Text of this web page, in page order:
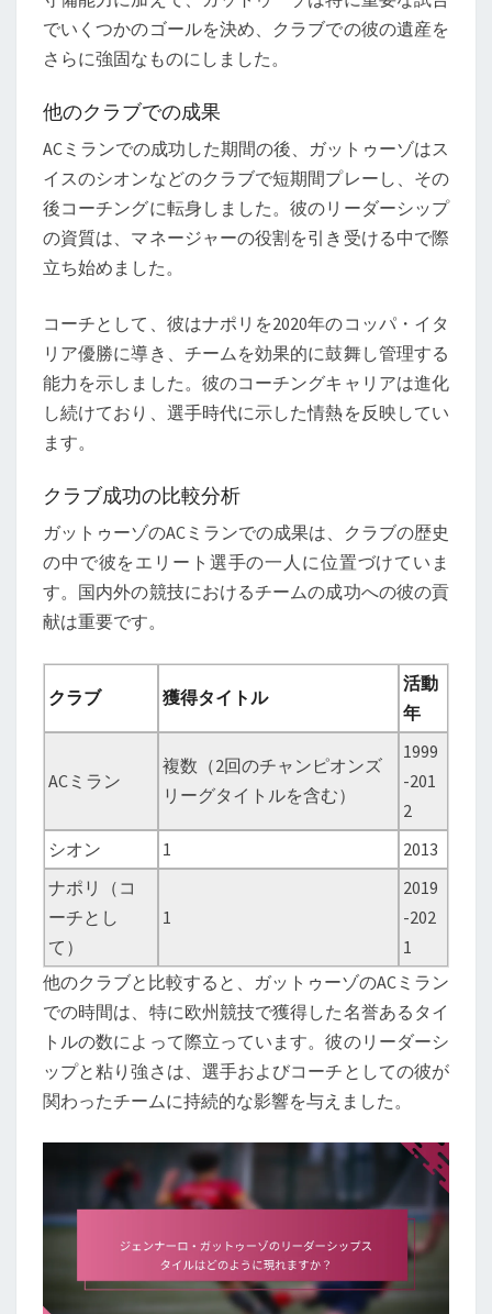
でいくつかのゴールを決め、クラブでの彼の遺産を
さらに強固なものにしました。
他のクラブでの成果
ACミランでの成功した期間の後、ガットゥーゾはス
イスのシオンなどのクラブで短期間プレーし、その
後コーチングに転身しました。彼のリーダーシップ
の資質は、マネージャーの役割を引き受ける中で際
立ち始めました。
コーチとして、彼はナポリを2020年のコッパ・イタ
リア優勝に導き、チームを効果的に鼓舞し管理する
能力を示しました。彼のコーチングキャリアは進化
し続けており、選手時代に示した情熱を反映してい
ます。
クラブ成功の比較分析
ガットゥーゾのACミランでの成果は、クラブの歴史
の中で彼をエリート選手の一人に位置づけていま
す。国内外の競技におけるチームの成功への彼の貢
献は重要です。
クラブ 獲得タイトル
活動
年
ACミラン
複数（2回のチャンピオンズ
リーグタイトルを含む）
1999
-201
2
シオン
1
2013
ナポリ（コ
ーチとし
て）
1
2019
-202
1
他のクラブと比較すると、ガットゥーゾのACミラン
での時間は、特に欧州競技で獲得した名誉あるタイ
トルの数によって際立っています。彼のリーダーシ
ップと粘り強さは、選手およびコーチとしての彼が
関わったチームに持続的な影響を与えました。